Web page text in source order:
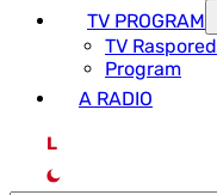
TV PROGRAM
ТV Raspored
Program
A RADIO
L